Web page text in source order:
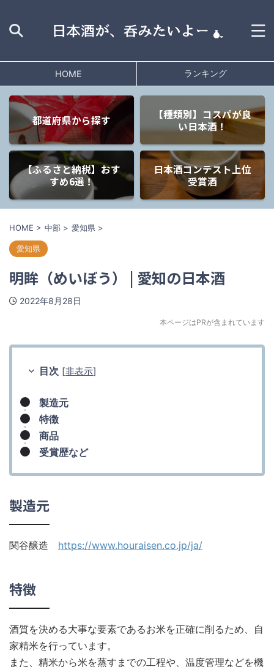
HOME ランキング
都道府県から探す
【種類別】コスパが良
い日本酒！
【ふるさと納税】おす
すめ6選！
日本酒コンテスト上位
受賞酒
HOME > 中部 > 愛知県 >
愛知県
明眸（めいぼう） | 愛知の日本酒
2022年8月28日
本ページはPRが含まれています
目次 [非表示]
製造元
特徴
商品
受賞歴など
製造元
関谷醸造 https://www.houraisen.co.jp/ja/
特徴
酒質を決める大事な要素であるお米を正確に削るため、自
家精米を行っています。
また、精米から米を蒸すまでの工程や、温度管理などを機